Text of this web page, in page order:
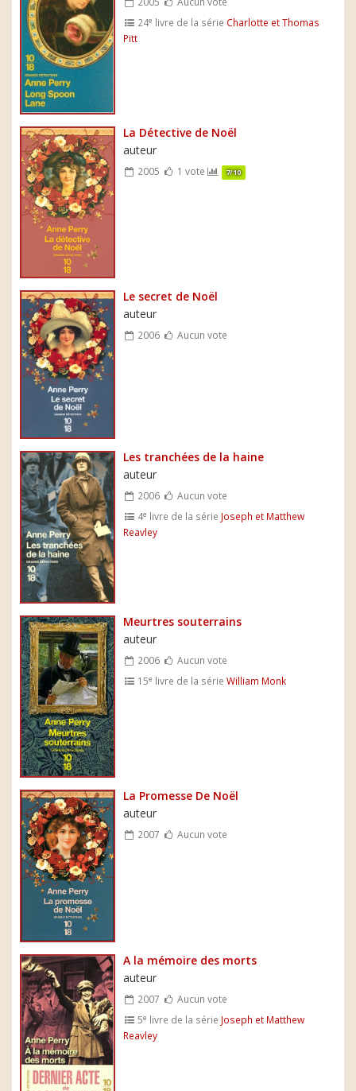
24e livre de la série Charlotte et Thomas
Pitt
La Détective de Noël
auteur
2005 1 vote 7/10
Le secret de Noël
auteur
2006 Aucun vote
Les tranchées de la haine
auteur
2006
Aucun vote
4e livre de la série Joseph et Matthew
Reavley
Meurtres souterrains
auteur
2006
Aucun vote
15e livre de la sérieWilliam Monk
La Promesse De Noël
auteur
2007 Aucun vote
A la mémoire des morts
auteur
2007
Aucun vote
5e livre de la série Joseph et Matthew
Reavley